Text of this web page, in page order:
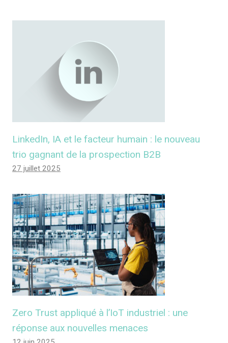
LinkedIn, IA et le facteur humain : le nouveau
trio gagnant de la prospection B2B
27 juillet 2025
Zero Trust appliqué à l’IoT industriel : une
réponse aux nouvelles menaces